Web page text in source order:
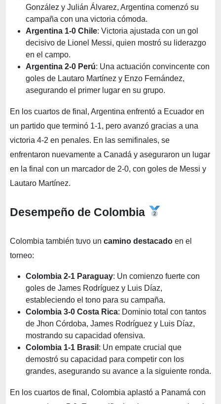
González y Julián Álvarez, Argentina comenzó su
campaña con una victoria cómoda.
Argentina 1-0 Chile: Victoria ajustada con un gol
decisivo de Lionel Messi, quien mostró su liderazgo
en el campo.
Argentina 2-0 Perú: Una actuación convincente con
goles de Lautaro Martínez y Enzo Fernández,
asegurando el primer lugar en su grupo.
En los cuartos de final, Argentina enfrentó a Ecuador en
un partido que terminó 1-1, pero avanzó gracias a una
victoria 4-2 en penales. En las semifinales, se
enfrentaron nuevamente a Canadá y aseguraron un lugar
en la final con un marcador de 2-0, con goles de Messi y
Lautaro Martínez.
Desempeño de Colombia
Colombia también tuvo un camino destacado en el
torneo:
Colombia 2-1 Paraguay: Un comienzo fuerte con
goles de James Rodríguez y Luis Díaz,
estableciendo el tono para su campaña.
Colombia 3-0 Costa Rica: Dominio total con tantos
de Jhon Córdoba, James Rodríguez y Luis Díaz,
mostrando su capacidad ofensiva.
Colombia 1-1 Brasil : Un empate crucial que
demostró su capacidad para competir con los
grandes, asegurando su avance a la siguiente ronda.
En los cuartos de final, Colombia aplastó a Panamá con